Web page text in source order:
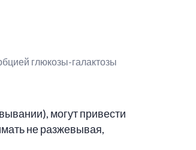
глюкозы-галактозы
могут привести
не разжевывая,